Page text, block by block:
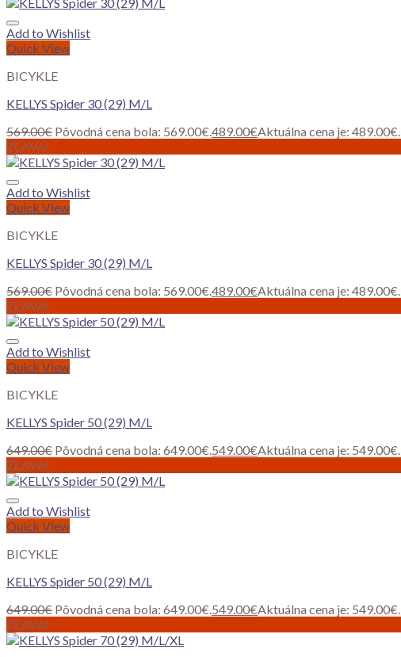
Add to Wishlist
Quick View
BICYKLE
KELLYS Spider 30 (29) M/L
569.00€ Pôvodná cena bola: 569.00€.489.00€Aktuálna cena je: 489.00€.
ZĽAVA!
Add to Wishlist
Quick View
BICYKLE
KELLYS Spider 30 (29) M/L
569.00€ Pôvodná cena bola: 569.00€.489.00€Aktuálna cena je: 489.00€.
ZĽAVA!
Add to Wishlist
Quick View
BICYKLE
KELLYS Spider 50 (29) M/L
649.00€ Pôvodná cena bola: 649.00€.549.00€Aktuálna cena je: 549.00€.
ZĽAVA!
Add to Wishlist
Quick View
BICYKLE
KELLYS Spider 50 (29) M/L
649.00€ Pôvodná cena bola: 649.00€.549.00€Aktuálna cena je: 549.00€.
ZĽAVA!